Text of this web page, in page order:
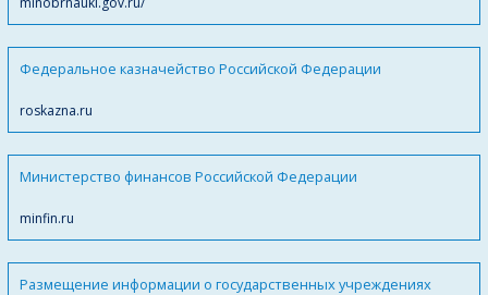
Федеральное казначейство Российской Федерации
roskazna.ru
Министерство финансов Российской Федерации
minfin.ru
Размещение информации о государственных учреждениях